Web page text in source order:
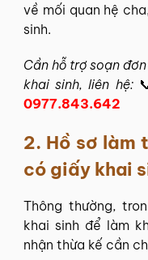
về mối quan hệ
sinh.
Cần hỗ trợ soạn
khai sinh, liên hệ:
0977.843.642
2. Hồ sơ làm
có giấy khai
Thông thường,
khai sinh để làm
nhận thừa kế cần